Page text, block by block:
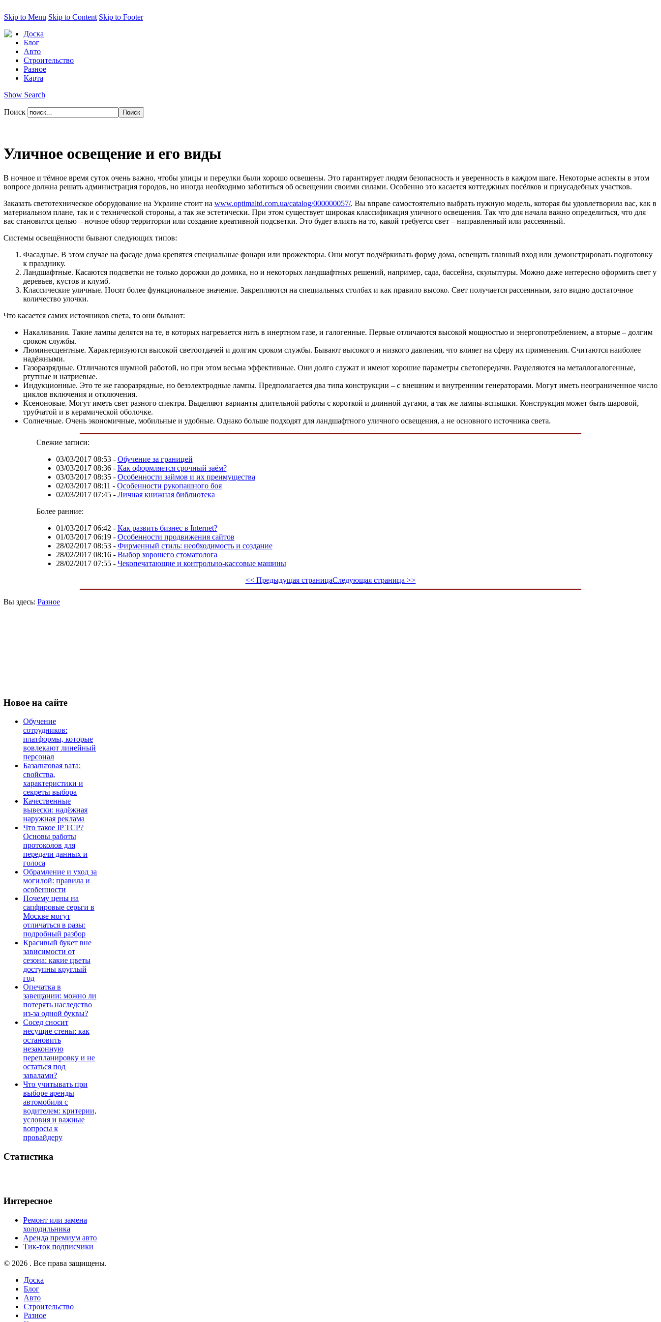
Skip to Menu Skip to Content Skip to Footer
Доска
Блог
Авто
Строительство
Разное
Карта
Show Search
Поиск
Уличное освещение и его виды
В ночное и тёмное время суток очень важно, чтобы улицы и переулки были хорошо освещены. Это гарантирует людям безопасность и уверенность в каждом шаге. Некоторые аспекты в этом
вопросе должна решать администрация городов, но иногда необходимо заботиться об освещении своими силами. Особенно это касается коттеджных посёлков и приусадебных участков.
Заказать светотехническое оборудование на Украине стоит на www.optimaltd.com.ua/catalog/000000057/. Вы вправе самостоятельно выбрать нужную модель, которая бы удовлетворила вас, как в
материальном плане, так и с технической стороны, а так же эстетически. При этом существует широкая классификация уличного освещения. Так что для начала важно определиться, что для
вас становится целью – ночное обзор территории или создание креативной подсветки. Это будет влиять на то, какой требуется свет – направленный или рассеянный.
Системы освещённости бывают следующих типов:
Фасадные. В этом случае на фасаде дома крепятся специальные фонари или прожекторы. Они могут подчёркивать форму дома, освещать главный вход или демонстрировать подготовку
к празднику.
Ландшафтные. Касаются подсветки не только дорожки до домика, но и некоторых ландшафтных решений, например, сада, бассейна, скульптуры. Можно даже интересно оформить свет у
деревьев, кустов и клумб.
Классические уличные. Носят более функциональное значение. Закрепляются на специальных столбах и как правило высоко. Свет получается рассеянным, зато видно достаточное
количество улочки.
Что касается самих источников света, то они бывают:
Накаливания. Такие лампы делятся на те, в которых нагревается нить в инертном газе, и галогенные. Первые отличаются высокой мощностью и энергопотреблением, а вторые – долгим
сроком службы.
Люминесцентные. Характеризуются высокой светоотдачей и долгим сроком службы. Бывают высокого и низкого давления, что влияет на сферу их применения. Считаются наиболее
надёжными.
Газоразрядные. Отличаются шумной работой, но при этом весьма эффективные. Они долго служат и имеют хорошие параметры светопередачи. Разделяются на металлогалогенные,
ртутные и натриевые.
Индукционные. Это те же газоразрядные, но безэлектродные лампы. Предполагается два типа конструкции – с внешним и внутренним генераторами. Могут иметь неограниченное число
циклов включения и отключения.
Ксеноновые. Могут иметь свет разного спектра. Выделяют варианты длительной работы с короткой и длинной дугами, а так же лампы-вспышки. Конструкция может быть шаровой,
трубчатой и в керамической оболочке.
Солнечные. Очень экономичные, мобильные и удобные. Однако больше подходят для ландшафтного уличного освещения, а не основного источника света.
Свежие записи:
03/03/2017 08:53- Обучение за границей
03/03/2017 08:36- Как оформляется срочный заём?
03/03/2017 08:35- Особенности займов и их преимущества
02/03/2017 08:11 - Особенности рукопашного боя
02/03/2017 07:45- Личная книжная библиотека
Более ранние:
01/03/2017 06:42 - Как развить бизнес в Internet?
01/03/2017 06:19- Особенности продвижения сайтов
28/02/2017 08:53- Фирменный стиль: необходимость и создание
28/02/2017 08:16- Выбор хорошего стоматолога
28/02/2017 07:55- Чекопечатающие и контрольно-кассовые машины
<< Предыдущая страницаСледующая страница >>
Вы здесь: Разное
Новое на сайте
Обучение
сотрудников:
платформы, которые
вовлекают линейный
персонал
Базальтовая вата:
свойства,
характеристики и
секреты выбора
Качественные
вывески: надёжная
наружная реклама
Что такое IP TCP?
Основы работы
протоколов для
передачи данных и
голоса
Обрамление и уход за
могилой: правила и
особенности
Почему цены на
сапфировые серьги в
Москве могут
отличаться в разы:
подробный разбор
Красивый букет вне
зависимости от
сезона: какие цветы
доступны круглый
год
Опечатка в
завещании: можно ли
потерять наследство
из-за одной буквы?
Сосед сносит
несущие стены: как
остановить
незаконную
перепланировку и не
остаться под
завалами?
Что учитывать при
выборе аренды
автомобиля с
водителем: критерии,
условия и важные
вопросы к
провайдеру
Статистика
Интересное
Ремонт или замена
холодильника
Аренда премиум авто
Тик-ток подписчики
© 2026 . Все права защищены.
Доска
Блог
Авто
Строительство
Разное